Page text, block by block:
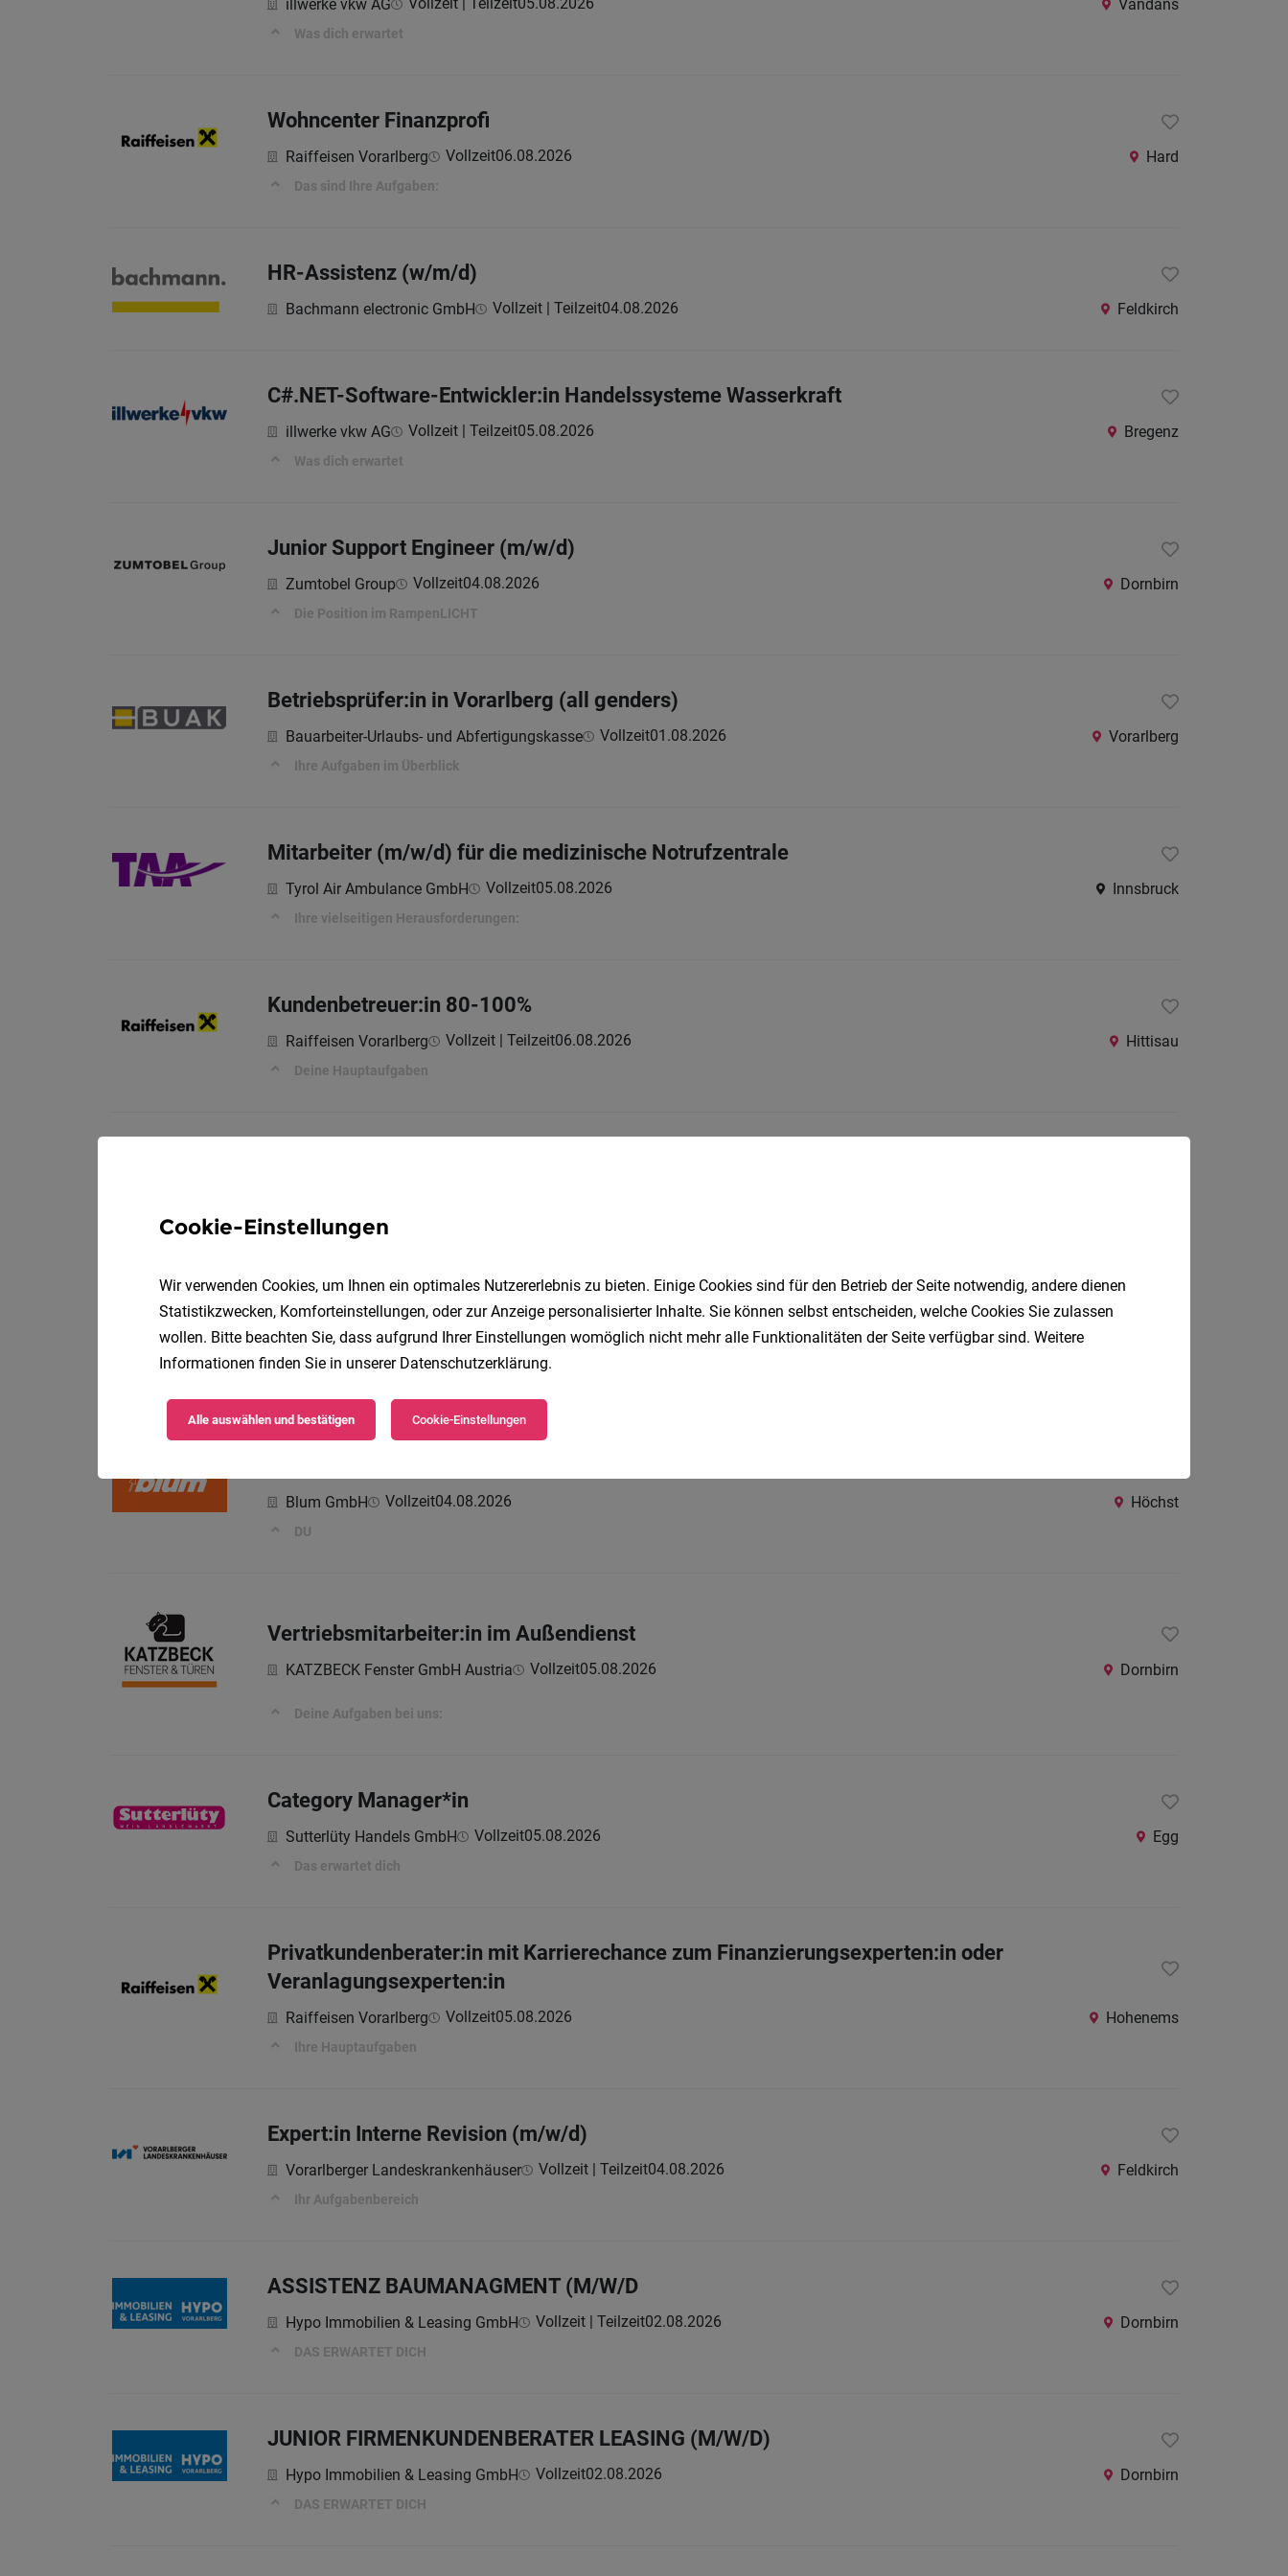
illwerke vkw AG Vandans
Was dich erwartet
Wohncenter Finanzprofi
Raiffeisen Vorarlberg Vollzeit06.08.2026 Hard
Das sind Ihre Aufgaben:
HR-Assistenz (w/m/d)
Bachmann electronic GmbH Vollzeit | Teilzeit04.08.2026 Feldkirch
C#.NET-Software-Entwickler:in Handelssysteme Wasserkraft
illwerke vkw AG Vollzeit | Teilzeit05.08.2026 Bregenz
Was dich erwartet
Junior Support Engineer (m/w/d)
Zumtobel Group Vollzeit04.08.2026 Dornbirn
Die Position im RampenLICHT
Betriebsprüfer:in in Vorarlberg (all genders)
Bauarbeiter-Urlaubs- und Abfertigungskasse Vollzeit01.08.2026 Vorarlberg
Ihre Aufgaben im Überblick
Mitarbeiter (m/w/d) für die medizinische Notrufzentrale
Tyrol Air Ambulance GmbH Vollzeit05.08.2026 Innsbruck
Ihre vielseitigen Herausforderungen:
Kundenbetreuer:in 80-100%
Raiffeisen Vorarlberg Vollzeit | Teilzeit06.08.2026 Hittisau
Deine Hauptaufgaben
Allrounder*in Kommunikation
Zeitpolster - Verein für Zeitvorsorge Teilzeit06.08.2026
Blum GmbH Vollzeit04.08.2026 Höchst
DU
Vertriebsmitarbeiter:in im Außendienst
KATZBECK Fenster GmbH Austria Vollzeit05.08.2026 Dornbirn
Deine Aufgaben bei uns:
Category Manager*in
Sutterlüty Handels GmbH Vollzeit05.08.2026 Egg
Das erwartet dich
Privatkundenberater:in mit Karrierechance zum Finanzierungsexperten:in oder
Veranlagungsexperten:in
Raiffeisen Vorarlberg Vollzeit05.08.2026 Hohenems
Ihre Hauptaufgaben
Expert:in Interne Revision (m/w/d)
Vorarlberger Landeskrankenhäuser Vollzeit | Teilzeit04.08.2026 Feldkirch
Ihr Aufgabenbereich
ASSISTENZ BAUMANAGMENT (M/W/D
Hypo Immobilien & Leasing GmbH Vollzeit | Teilzeit02.08.2026 Dornbirn
DAS ERWARTET DICH
JUNIOR FIRMENKUNDENBERATER LEASING (M/W/D)
Hypo Immobilien & Leasing GmbH Vollzeit02.08.2026 Dornbirn
DAS ERWARTET DICH
Cookie-Einstellungen
Wir verwenden Cookies, um Ihnen ein optimales Nutzererlebnis zu bieten. Einige Cookies sind für den Betrieb der Seite notwendig, andere dienen
Statistikzwecken, Komforteinstellungen, oder zur Anzeige personalisierter Inhalte. Sie können selbst entscheiden, welche Cookies Sie zulassen
wollen. Bitte beachten Sie, dass aufgrund Ihrer Einstellungen womöglich nicht mehr alle Funktionalitäten der Seite verfügbar sind. Weitere
Informationen finden Sie in unserer Datenschutzerklärung.
Alle auswählen und bestätigen Cookie-Einstellungen